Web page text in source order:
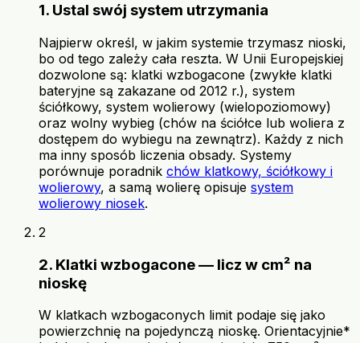
1. Ustal swój system utrzymania
Najpierw określ, w jakim systemie trzymasz nioski,
bo od tego zależy cała reszta. W Unii Europejskiej
dozwolone są: klatki wzbogacone (zwykłe klatki
bateryjne są zakazane od 2012 r.), system
ściółkowy, system wolierowy (wielopoziomowy)
oraz wolny wybieg (chów na ściółce lub woliera z
dostępem do wybiegu na zewnątrz). Każdy z nich
ma inny sposób liczenia obsady. Systemy
porównuje poradnik chów klatkowy, ściółkowy i
wolierowy, a samą wolierę opisuje system
wolierowy niosek.
2
2. Klatki wzbogacone — licz w cm² na
nioskę
W klatkach wzbogaconych limit podaje się jako
powierzchnię na pojedynczą nioskę. Orientacyjnie*